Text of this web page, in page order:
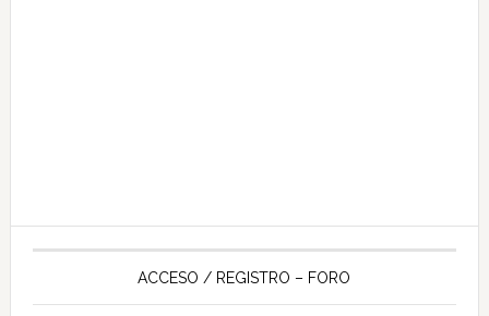
ACCESO / REGISTRO – FORO